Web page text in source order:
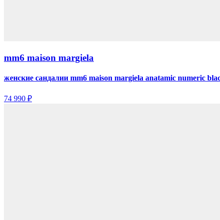
mm6 maison margiela
женские сандалии mm6 maison margiela anatamic numeric
74 990 ₽